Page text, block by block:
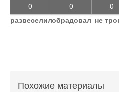
0
развеселил
0
обрадовал
0
не
Похожие материалы